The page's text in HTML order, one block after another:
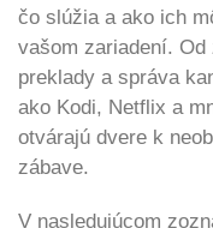
čo slúžia a ako ich
vašom zariadení.
preklady a správa
ako Kodi, Netflix a
otvárajú dvere k
zábave.
V nasledujúcom